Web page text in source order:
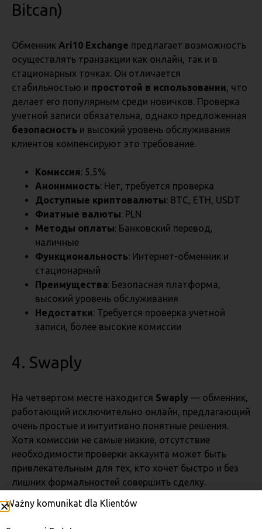
Bitcan)
Обменник Ari10 Exchange предлагает возможность
осуществлять транзакции как онлайн, так и в
стационарных точках. Он отличается
стабильностью и простотой в использовании, что
делает его популярным среди новичков. Проверка
учетной записи обязательна, однако предложенная
безопасность и высокий уровень обслуживания
клиентов компенсируют это требование.
Комиссия: 5,5%
Анонимность: Нет, требуется проверка
Доступные криптовалюты: BTC, ETH, USDT
Фиатные валюты: PLN
Методы оплаты: Банковский перевод,
наличные
Функциональность: Интернет-обменник и
стационарный
Преимущества: Безопасная платформа,
высокий уровень обслуживания
Недостатки: Требуется проверка учетной
записи, более высокие комиссии
4. Swaply
На четвертом месте находится Swaply — обменник,
работающий исключительно онлайн, предлагающий
очень простые и интуитивно понятные решения.
Хотя комиссии не самые низкие, отсутствие
необходимости проверки аккаунта может быть
привлекательным для тех, кто хочет быстро и без
лишних формальностей совершить сделку.
Комиссия: 6,0%
Ważny komunikat dla Klientów